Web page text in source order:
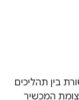
בין תהליכים